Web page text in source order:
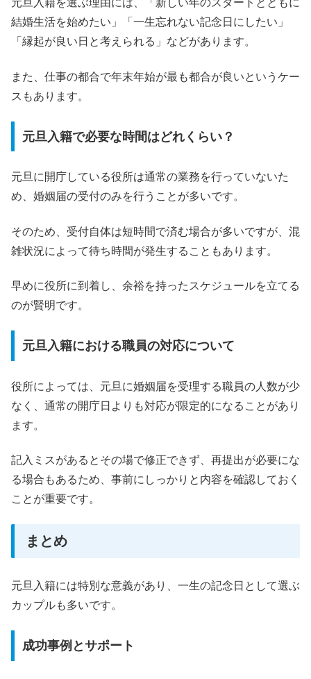
元旦入籍を選ぶ理由には、「新しい年のスタートとともに
結婚生活を始めたい」「一生忘れない記念日にしたい」
「縁起が良い日と考えられる」などがあります。
また、仕事の都合で年末年始が最も都合が良いというケー
スもあります。
元旦入籍で必要な時間はどれくらい？
元旦に開庁している役所は通常の業務を行っていないた
め、婚姻届の受付のみを行うことが多いです。
そのため、受付自体は短時間で済む場合が多いですが、混
雑状況によって待ち時間が発生することもあります。
早めに役所に到着し、余裕を持ったスケジュールを立てる
のが賢明です。
元旦入籍における職員の対応について
役所によっては、元旦に婚姻届を受理する職員の人数が少
なく、通常の開庁日よりも対応が限定的になることがあり
ます。
記入ミスがあるとその場で修正できず、再提出が必要にな
る場合もあるため、事前にしっかりと内容を確認しておく
ことが重要です。
まとめ
元旦入籍には特別な意義があり、一生の記念日として選ぶ
カップルも多いです。
成功事例とサポート